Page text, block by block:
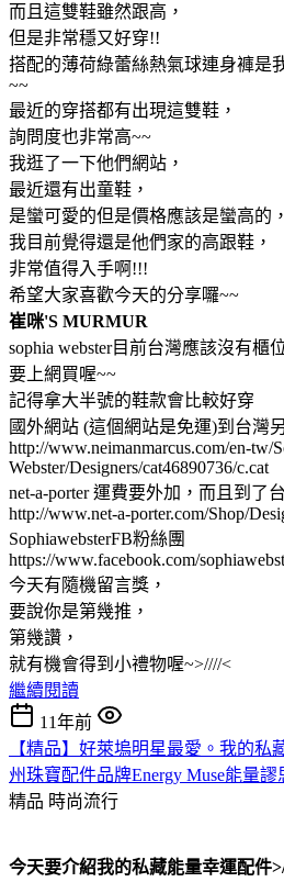
而且這雙鞋雖然跟高，
但是非常穩又好穿!!
搭配的薄荷綠蕾絲熱氣球連身褲是
~~
最近的穿搭都有出現這雙鞋，
詢問度也非常高~~
我逛了一下他們網站，
最近還有出童鞋，
是蠻可愛的但是價格應該是蠻高的，
我目前覺得還是他們家的高跟鞋，
非常值得入手啊!!!
希望大家喜歡今天的分享囉~~
崔咪'S MURMUR
sophia webster目前台灣應該沒有櫃
要上網買喔~~
記得拿大半號的鞋款會比較好穿
國外網站 (這個網站是免運)到台灣
http://www.neimanmarcus.com/en-tw/
Webster/Designers/cat46890736/c.cat
net-a-porter 運費要外加，而且到了
http://www.net-a-porter.com/Shop/
SophiawebsterFB粉絲團
https://www.facebook.com/
今天有隨機留言獎，
要說你是第幾推，
第幾讚，
就有機會得到小禮物喔~>////<
繼續閱讀
11年前
【精品】好萊塢明星最愛。我的私
州珠寶配件品牌Energy Muse能量謬
精品 時尚流行
今天要介紹我的私藏能量幸運配件